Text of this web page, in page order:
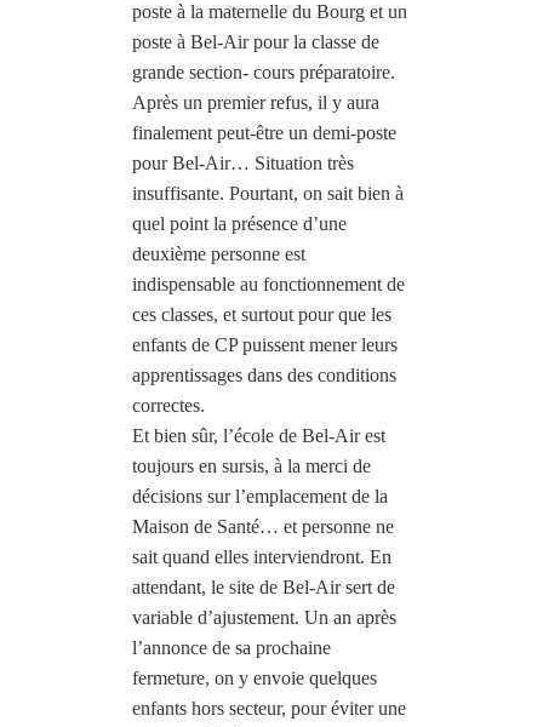
poste à la maternelle du Bourg et un
poste à Bel-Air pour la classe de
grande section- cours préparatoire.
Après un premier refus, il y aura
finalement peut-être un demi-poste
pour Bel-Air… Situation très
insuffisante. Pourtant, on sait bien à
quel point la présence d’une
deuxième personne est
indispensable au fonctionnement de
ces classes, et surtout pour que les
enfants de CP puissent mener leurs
apprentissages dans des conditions
correctes.
Et bien sûr, l’école de Bel-Air est
toujours en sursis, à la merci de
décisions sur l’emplacement de la
Maison de Santé… et personne ne
sait quand elles interviendront. En
attendant, le site de Bel-Air sert de
variable d’ajustement. Un an après
l’annonce de sa prochaine
fermeture, on y envoie quelques
enfants hors secteur, pour éviter une